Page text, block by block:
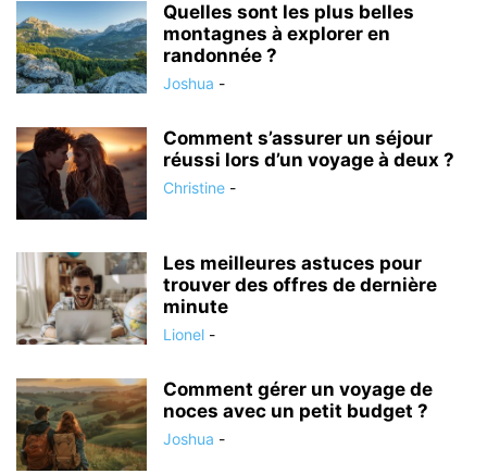
Quelles sont les plus belles
montagnes à explorer en
randonnée ?
Joshua -
Comment s’assurer un séjour
réussi lors d’un voyage à deux ?
Christine -
Les meilleures astuces pour
trouver des offres de dernière
minute
Lionel -
Comment gérer un voyage de
noces avec un petit budget ?
Joshua -